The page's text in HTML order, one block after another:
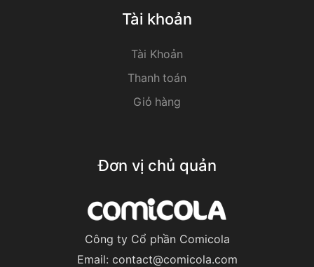
Tài khoản
Tài Khoản
Thanh toán
Giỏ hàng
Đơn vị chủ quản
Công ty Cổ phần Comicola
Email: contact@comicola.com